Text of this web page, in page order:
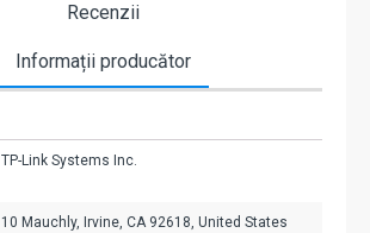
Recenzii
Informații producător
TP-Link Systems Inc.
10 Mauchly, Irvine, CA 92618, United States